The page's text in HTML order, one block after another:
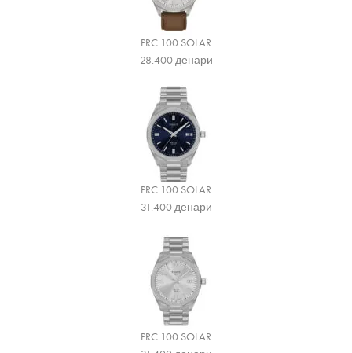
PRC 100 SOLAR
28.400денари
PRC 100 SOLAR
31.400денари
PRC 100 SOLAR